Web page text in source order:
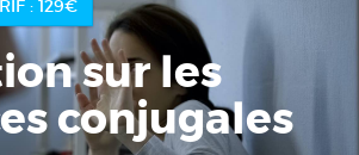
DURÉE : 5H39 TARIF : 129€
sur les
conjugales